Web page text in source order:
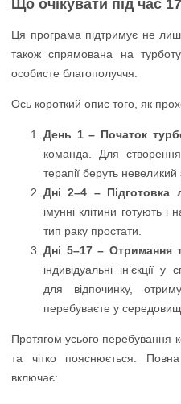
Що очікувати під час
Ця програма підтримує не
також спрямована на
особисте благополуччя.
Ось короткий опис того, як
День 1 – Початок
команда. Для створення
терапії беруть невеликий
Дні 2–4 – Підготовка
імунні клітини готують
тип раку простати.
Дні 5–17 – Отримання
індивідуальні ін’єкції
для відпочинку,
перебуваєте у
Протягом усього перебування
та чітко пояснюється.
включає: